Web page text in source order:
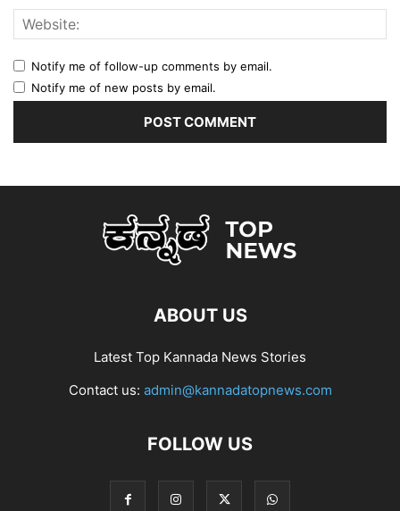
Notify me of follow-up comments by email.
Notify me of new posts by email.
ABOUT US
Latest Top Kannada News Stories
Contact us: admin@kannadatopnews.com
FOLLOW US